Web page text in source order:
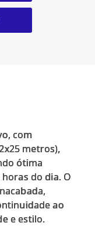
com
metros),
ótima
do dia. O
ao
e estilo.